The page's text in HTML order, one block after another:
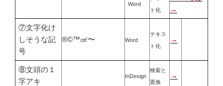
Word
ト化
→
⑦文字化け
しそうな記
号
®©™㎠〜 Word
テキス
ト化
→
⑧文頭の１
字アキ
InDesign
検索と
置換
→